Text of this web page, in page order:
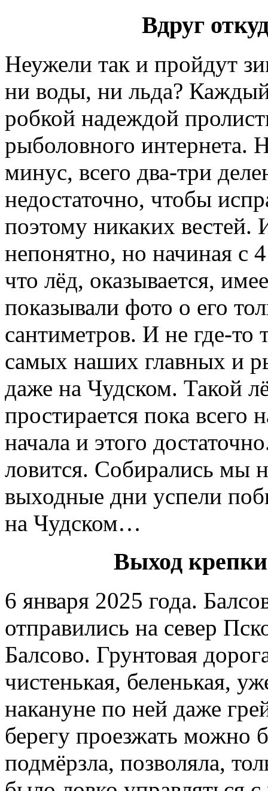
Вдруг
Неужели так и пройдут
ни воды, ни льда? Каждый
робкой надеждой
рыболовного интернета.
минус, всего два-три
недостаточно, чтобы
поэтому никаких вестей.
непонятно, но начиная с
что лёд, оказывается,
показывали фото о его
сантиметров. И не где-то
самых наших главных и
даже на Чудском. Такой
простирается пока всего
начала и этого
ловится. Собирались мы
выходные дни успели
на Чудском…
Выход
6 января 2025 года.
отправились на север
Балсово. Грунтовая
чистенькая, беленькая,
накануне по ней даже
берегу проезжать можно
подмёрзла, позволяла,